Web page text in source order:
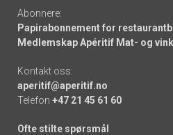
Abonnere:
Papirabonnement for
Medlemskap Apéritif Mat- og
Kontakt oss:
aperitif@aperitif.no
Telefon +47 21 45 61 60
Ofte stilte spørsmål